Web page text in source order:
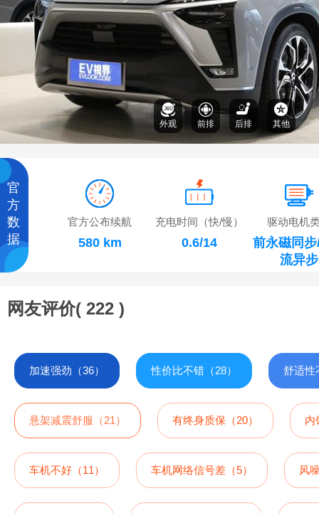
外观 前排 后排 其他
官
方
数
据
官方公布续航
580 km
充电时间（快/慢）
0.6/14
驱动电机
前永磁同
流异步
网友评价( 222 )
加速强劲（36） 性价比不错（28） 舒适性
悬架减震舒服（21） 有终身质保（20） 内
车机不好（11） 车机网络信号差（5） 风